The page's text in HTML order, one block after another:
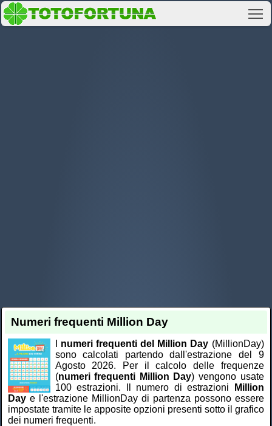
Numeri frequenti Million Day
numeri frequenti del Million Day (MillionDay)
sono calcolati partendo dall'estrazione del 9
Agosto 2026. Per il calcolo delle frequenze
(numeri frequenti Million Day) vengono usate
100 estrazioni. Il numero di estrazioni
Million
Daye l'estrazione MillionDay di partenza possono essere
impostate tramite le apposite opzioni presenti sotto il grafico
dei numeri frequenti.